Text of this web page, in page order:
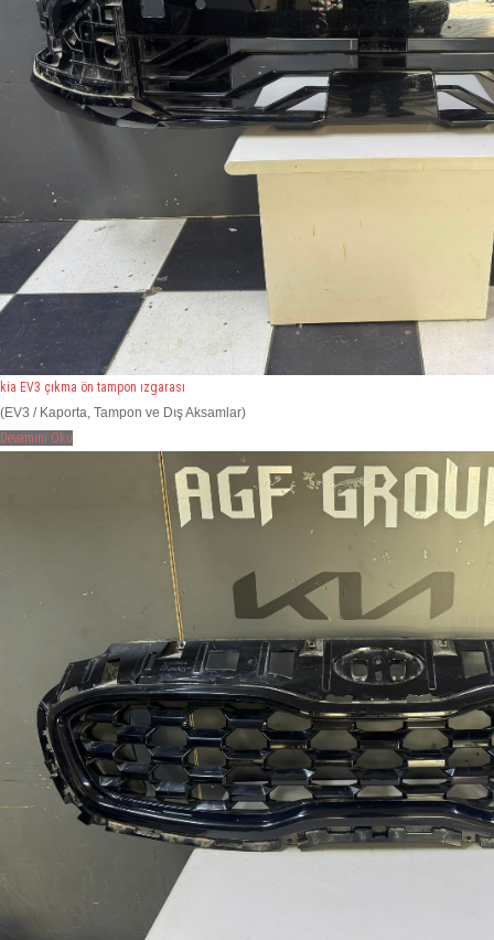
kia EV3 çıkma ön tampon ızgarası
(EV3 / Kaporta, Tampon ve Dış Aksamlar)
Devamını Oku